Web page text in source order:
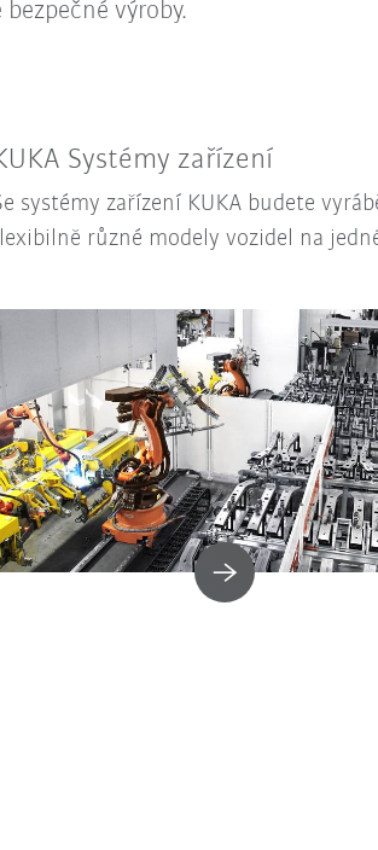
výroby.
Systémy zařízení
systémy zařízení KUKA budete
různé modely vozidel na